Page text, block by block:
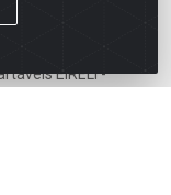
EIRELI -